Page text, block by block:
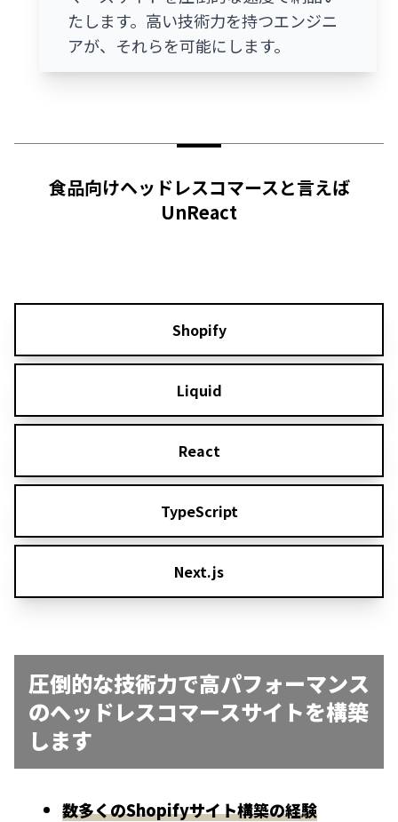
たします。高い技術力を持つエンジニ
アが、それらを可能にします。
食品向けヘッドレスコマースと言えば
UnReact
Shopify
Liquid
React
TypeScript
Next.js
圧倒的な技術力で高パフォーマンス
のヘッドレスコマースサイトを構築
します
数多くのShopifyサイト構築の経験